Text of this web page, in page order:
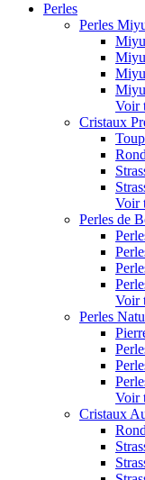
Perles
Perles
Voir
Cristaux
Voir
Perles de
Voir
Perles
Voir
Cristaux